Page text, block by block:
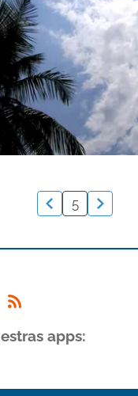
5
apps: